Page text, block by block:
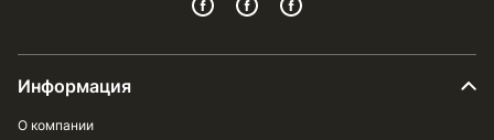
Информация
О компании